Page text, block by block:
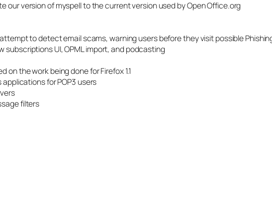
our version of myspell to the current version used by Open Office.org
to detect email scams, warning users before they visit possible
subscriptions UI, OPML import, and podcasting
the work being done for Firefox 1.1
for POP3 users
filters